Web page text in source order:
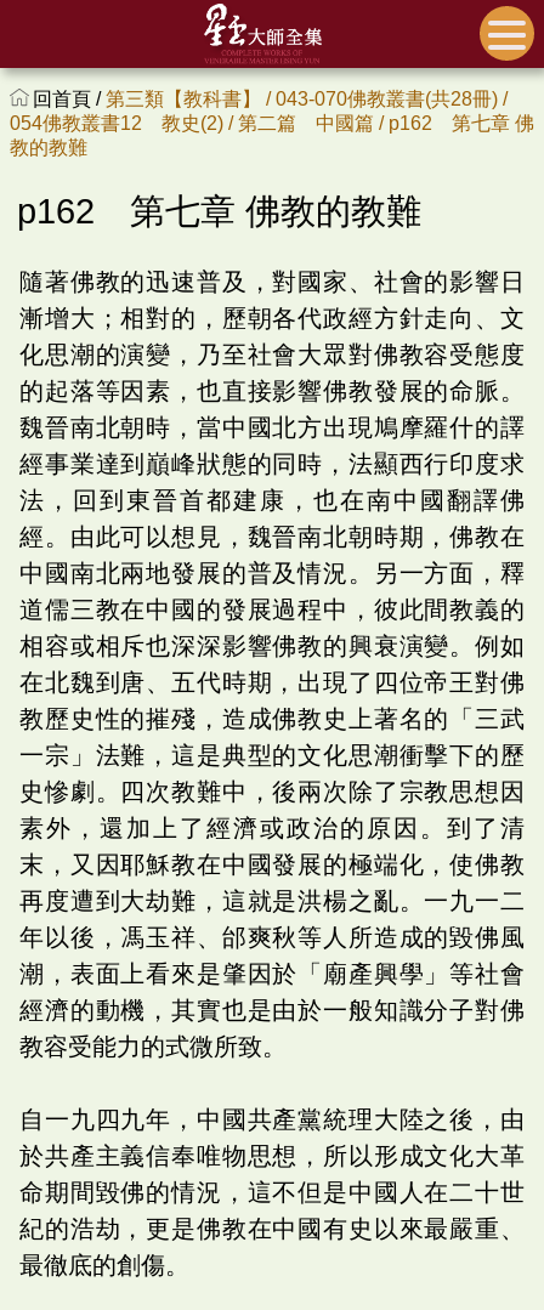
回首頁 /第三類【教科書】 /043-070佛教叢書(共28冊) /
054佛教叢書12 教史(2) /第二篇 中國篇 / p162 第七章 佛
教的教難
p162 第七章 佛教的教難
隨著佛教的迅速普及，對國家、社會的影響日
漸增大；相對的，歷朝各代政經方針走向、文
化思潮的演變，乃至社會大眾對佛教容受態度
的起落等因素，也直接影響佛教發展的命脈。
魏晉南北朝時，當中國北方出現鳩摩羅什的譯
經事業達到巔峰狀態的同時，法顯西行印度求
法，回到東晉首都建康，也在南中國翻譯佛
經。由此可以想見，魏晉南北朝時期，佛教在
中國南北兩地發展的普及情況。另一方面，釋
道儒三教在中國的發展過程中，彼此間教義的
相容或相斥也深深影響佛教的興衰演變。例如
在北魏到唐、五代時期，出現了四位帝王對佛
教歷史性的摧殘，造成佛教史上著名的「三武
一宗」法難，這是典型的文化思潮衝擊下的歷
史慘劇。四次教難中，後兩次除了宗教思想因
素外，還加上了經濟或政治的原因。到了清
末，又因耶穌教在中國發展的極端化，使佛教
再度遭到大劫難，這就是洪楊之亂。一九一二
年以後，馮玉祥、邰爽秋等人所造成的毀佛風
潮，表面上看來是肇因於「廟產興學」等社會
經濟的動機，其實也是由於一般知識分子對佛
教容受能力的式微所致。
自一九四九年，中國共產黨統理大陸之後，由
於共產主義信奉唯物思想，所以形成文化大革
命期間毀佛的情況，這不但是中國人在二十世
紀的浩劫，更是佛教在中國有史以來最嚴重、
最徹底的創傷。